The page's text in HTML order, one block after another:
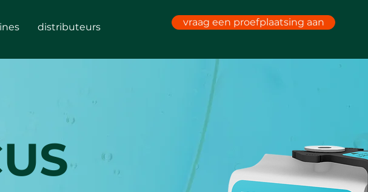
distributeurs vraag een proefplaatsing aan